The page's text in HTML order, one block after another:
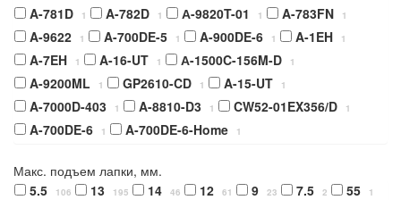
A-781D 1 A-782D 1 А-9820T-01 1 A-783FN 1
A-9622 1 A-700DE-5 1 A-900DE-6 1 A-1EH 1
A-7EH 1 A-16-UT 1 А-1500C-156M-D 1
A-9200ML 1 GP2610-CD 1 A-15-UT 1
A-7000D-403 1 A-8810-D3 1 CW52-01EX356/D 1
A-700DE-6 1 A-700DE-6-Home 1
Макс. подъем лапки, мм.
5.5
106 13 195 14 46 12 61 9 23 7.5 2 55 1